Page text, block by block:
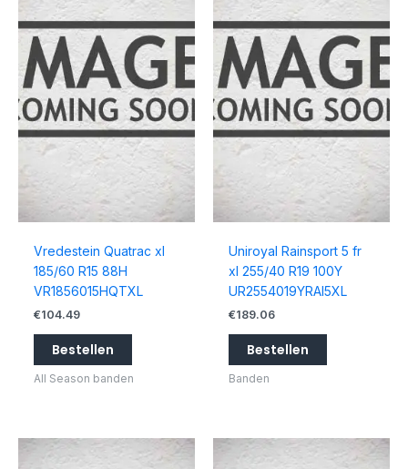
Vredestein Quatrac xl
185/60 R15 88H
VR1856015HQTXL
€104.49
Bestellen
All Season banden
Uniroyal Rainsport 5 fr
xl 255/40 R19 100Y
UR2554019YRAI5XL
€189.06
Bestellen
Banden